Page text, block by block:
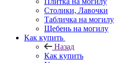
Столики, Лавочки
Табличка на могилу
Щебень на могилу
Как купить
Назад
Как купить